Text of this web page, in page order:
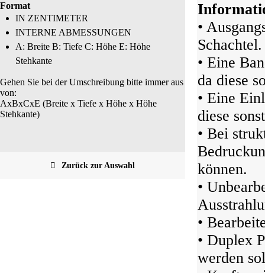
Format
IN ZENTIMETER
INTERNE ABMESSUNGEN
A: Breite B: Tiefe C: Höhe E: Höhe
Stehkante
Gehen Sie bei der Umschreibung bitte immer aus
von:
AxBxCxE (Breite x Tiefe x Höhe x Höhe
Stehkante)
Zurück zur Auswahl
•
Schachtel.
• Eine
da diese
• Eine
diese
• Bei
können.
•
•
• Duplex
werden